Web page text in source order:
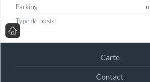
Parking
Type de poste
Carte
Contact